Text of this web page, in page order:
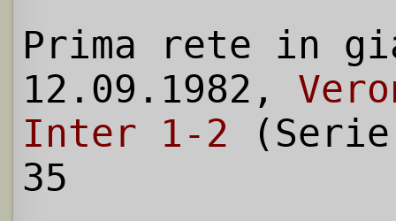
Prima rete in
12.09.1982,
Inter 1-2
35